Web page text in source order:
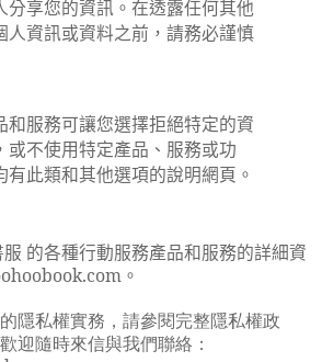
分享您的資訊。在透露任何其他
人資訊或資料之前，請務必謹慎
和服務可讓您選擇拒絕特定的資
或不使用特定產品、服務或功
有此類和其他選項的說明網頁。
的各種行動服務產品和服務的詳細資
。
隱私權實務，請參閱完整隱私權政
迎隨時來信與我們聯絡：